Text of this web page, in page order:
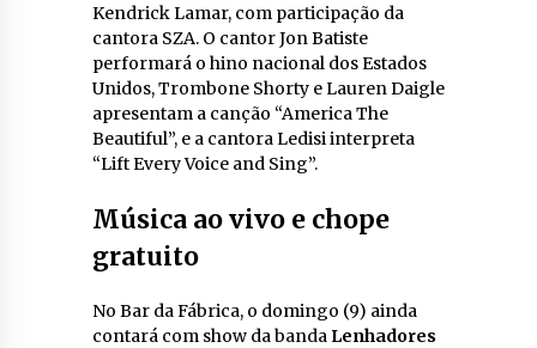
Kendrick Lamar, com participação da
cantora SZA. O cantor Jon Batiste
performará o hino nacional dos Estados
Unidos, Trombone Shorty e Lauren Daigle
apresentam a canção “America The
Beautiful”, e a cantora Ledisi interpreta
“Lift Every Voice and Sing”.
Música ao vivo e chope
gratuito
No Bar da Fábrica, o domingo (9) ainda
contará com show da banda Lenhadores